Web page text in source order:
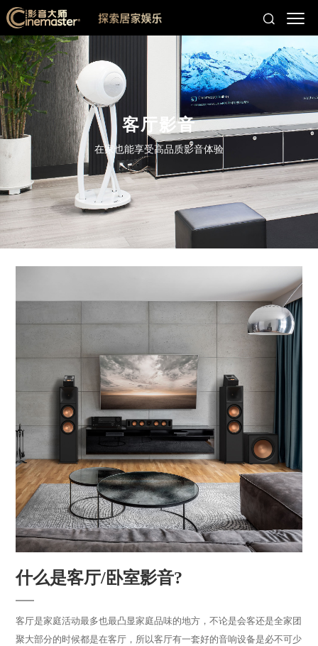
客厅影音
在家也能享受高品质影音体验
什么是客厅/卧室影音?
客厅是家庭活动最多也最凸显家庭品味的地方，不论是会客还是全家团
聚大部分的时候都是在客厅，所以客厅有一套好的音响设备是必不可少